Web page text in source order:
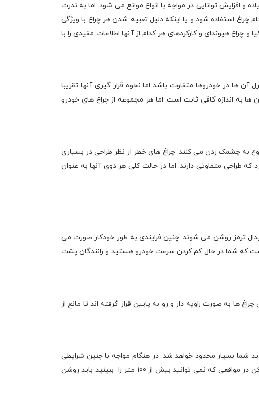
و افزایش توانایی در مواجه با انواع موانع می شود. اما به ندرت
چراغ استفاده شود و یا اینکه دلیل تعبیه شدن هر چراغ با ویژگی
هیوندای و کارکردهای هر کدام از آنها اطلاعات مفیدی را با
ها در خودروها متفاوت باشد اما نحوه قرار گیری آنها تقریبا
به اندازه کافی ثابت است. اما هر مجموعه از چراغ های خودرو
به چشمک زدن می کنند. چراغ های خطر از نظر طراحی در بسیاری
طراحی متفاوتی دارند. اما در حالت کلی هر دوی آنها به عنوان
ترمز روشن می شوند. چنین فرایندی به طور خودکار صورت می
که شما در حال کم کردن سرعت خودرو هستید و رانندگان پشت
ها به صورت زاویه دار و رو به پایین قرار گرفته اند تا مانع از
شما بسیار محدود خواهد شد. در هنگام مواجه با چنین شرایطی
باید از چراغ های مه شکن استفاده کنید تا بتوانید به راحتی موقعیت خود را مورد ارزیابی قرار دهید. چراغ های مه شکن در مواقعی که نمی توانید بیش از 100 متر را ببینید باید روشن